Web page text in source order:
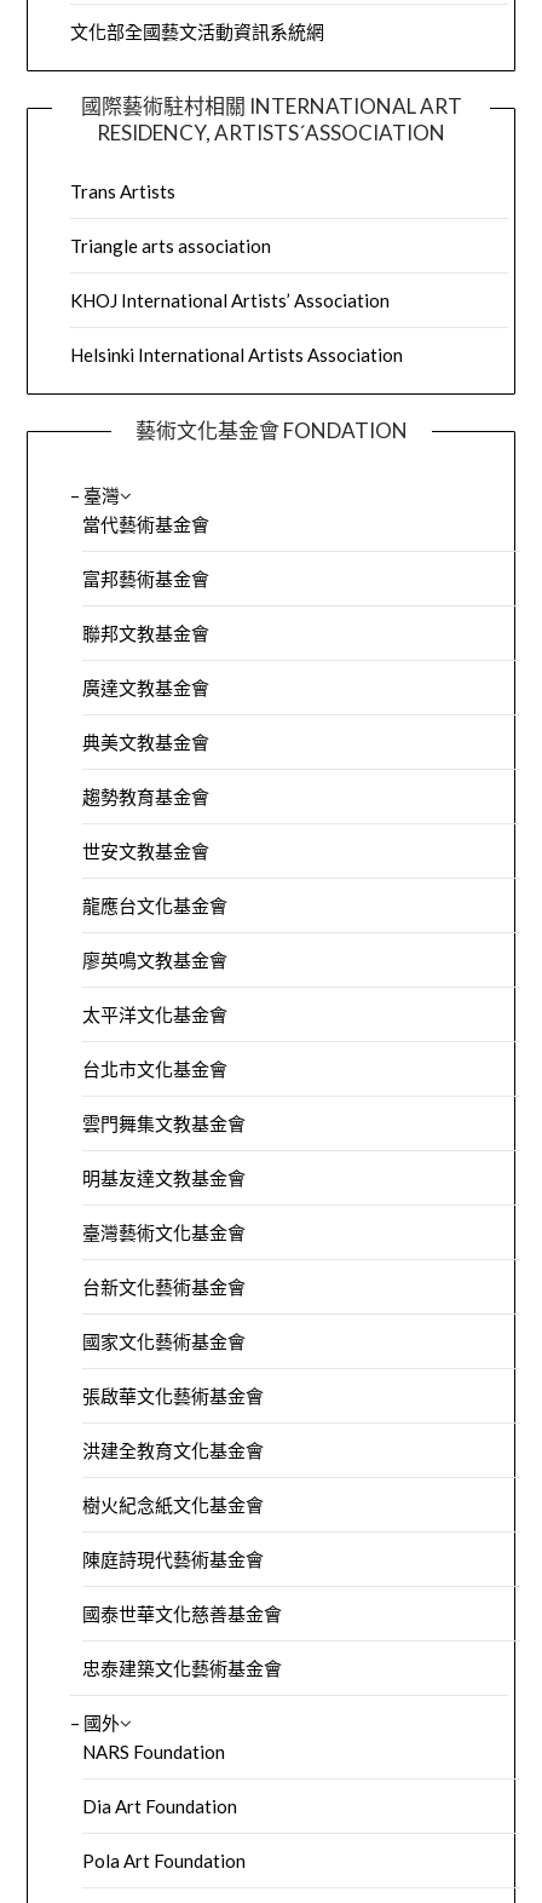
文化部全國藝文活動資訊系統網
國際藝術駐村相關 INTERNATIONAL ART
RESIDENCY, ARTISTS´ASSOCIATION
Trans Artists
Triangle arts association
KHOJ International Artists’ Association
Helsinki International Artists Association
藝術文化基金會 FONDATION
– 臺灣
當代藝術基金會
富邦藝術基金會
聯邦文教基金會
廣達文教基金會
典美文教基金會
趨勢教育基金會
世安文教基金會
龍應台文化基金會
廖英鳴文教基金會
太平洋文化基金會
台北市文化基金會
雲門舞集文教基金會
明基友達文教基金會
臺灣藝術文化基金會
台新文化藝術基金會
國家文化藝術基金會
張啟華文化藝術基金會
洪建全教育文化基金會
樹火紀念紙文化基金會
陳庭詩現代藝術基金會
國泰世華文化慈善基金會
忠泰建築文化藝術基金會
– 國外
NARS Foundation
Dia Art Foundation
Pola Art Foundation